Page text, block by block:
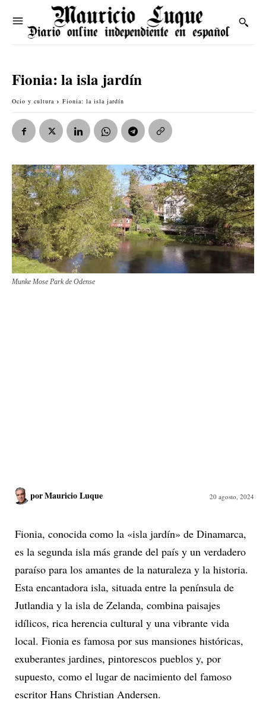
Fionia: la isla jardín
Ocio y cultura Fionia: la isla jardín
Munke Mose Park de Odense
porMauricio Luque 20 agosto, 2024
Fionia, conocida como la «isla jardín» de Dinamarca,
es la segunda isla más grande del país y un verdadero
paraíso para los amantes de la naturaleza y la historia.
Esta encantadora isla, situada entre la península de
Jutlandia y la isla de Zelanda, combina paisajes
idílicos, rica herencia cultural y una vibrante vida
local. Fionia es famosa por sus mansiones históricas,
exuberantes jardines, pintorescos pueblos y, por
supuesto, como el lugar de nacimiento del famoso
escritor Hans Christian Andersen.